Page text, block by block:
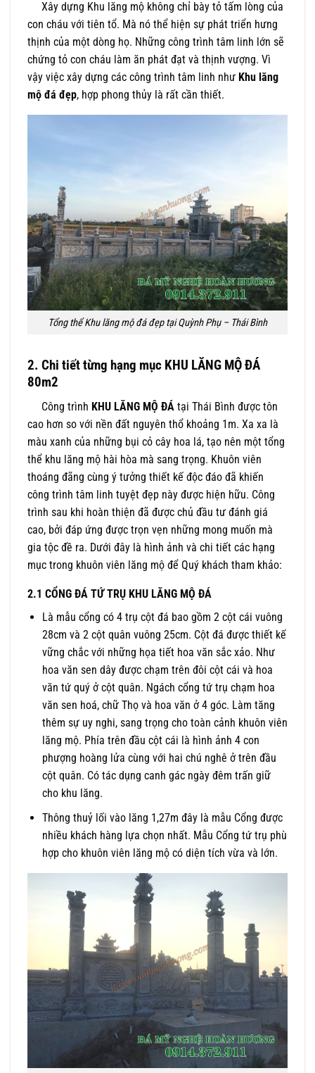
Xây dựng Khu lăng mộ không chỉ bày tỏ tấm lòng của
con cháu với tiên tổ. Mà nó thể hiện sự phát triển hưng
thịnh của một dòng họ. Những công trình tâm linh lớn sẽ
chứng tỏ con cháu làm ăn phát đạt và thịnh vượng. Vì
vậy việc xây dựng các công trình tâm linh như Khu lăng
mộ đá đẹp, hợp phong thủy là rất cần thiết.
Tổng thể Khu lăng mộ đá đẹp tại Quỳnh Phụ – Thái Bình
2. Chi tiết từng hạng mục KHU LĂNG MỘ ĐÁ
80m2
Công trình KHU LĂNG MỘ ĐÁ tại Thái Bình được tôn
cao hơn so với nền đất nguyên thổ khoảng 1m. Xa xa là
màu xanh của những bụi cỏ cây hoa lá, tạo nên một tổng
thể khu lăng mộ hài hòa mà sang trọng. Khuôn viên
thoáng đãng cùng ý tưởng thiết kế độc đáo đã khiến
công trình tâm linh tuyệt đẹp này được hiện hữu. Công
trình sau khi hoàn thiện đã được chủ đầu tư đánh giá
cao, bởi đáp ứng được trọn vẹn những mong muốn mà
gia tộc đề ra. Dưới đây là hình ảnh và chi tiết các hạng
mục trong khuôn viên lăng mộ để Quý khách tham khảo:
2.1 CỔNG ĐÁ TỨ TRỤ KHU LĂNG MỘ ĐÁ
Là mẫu cổng có 4 trụ cột đá bao gồm 2 cột cái vuông
28cm và 2 cột quân vuông 25cm. Cột đá được thiết kế
vững chắc với những họa tiết hoa văn sắc xảo. Như
hoa văn sen dây được chạm trên đôi cột cái và hoa
văn tứ quý ở cột quân. Ngách cổng tứ trụ chạm hoa
văn sen hoá, chữ Thọ và hoa văn ở 4 góc. Làm tăng
thêm sự uy nghi, sang trọng cho toàn cảnh khuôn viên
lăng mộ. Phía trên đầu cột cái là hình ảnh 4 con
phượng hoàng lửa cùng với hai chú nghê ở trên đầu
cột quân. Có tác dụng canh gác ngày đêm trấn giữ
cho khu lăng.
Thông thuỷ lối vào lăng 1,27m đây là mẫu Cổng được
nhiều khách hàng lựa chọn nhất. Mẫu Cổng tứ trụ phù
hợp cho khuôn viên lăng mộ có diện tích vừa và lớn.